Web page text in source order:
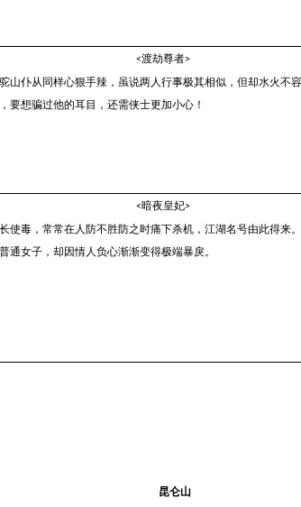
<渡劫尊者>
山仆从同样心狠手辣，虽说两人行事极其相似，但却水火不
要想骗过他的耳目，还需侠士更加小心！
<暗夜皇妃>
使毒，常常在人防不胜防之时痛下杀机，江湖名号由此得来
通女子，却因情人负心渐渐变得极端暴戾。
昆仑山